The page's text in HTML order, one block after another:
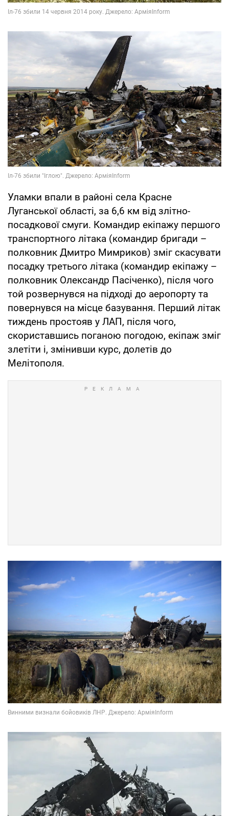
Уламки впали в районі села Красне
Луганської області, за 6,6 км від злітно-
посадкової смуги. Командир екіпажу першого
транспортного літака (командир бригади –
полковник Дмитро Мимриков) зміг скасувати
посадку третього літака (командир екіпажу –
полковник Олександр Пасіченко), після чого
той розвернувся на підході до аеропорту та
повернувся на місце базування. Перший літак
тиждень простояв у ЛАП, після чого,
скориставшись поганою погодою, екіпаж зміг
злетіти і, змінивши курс, долетів до
Мелітополя.